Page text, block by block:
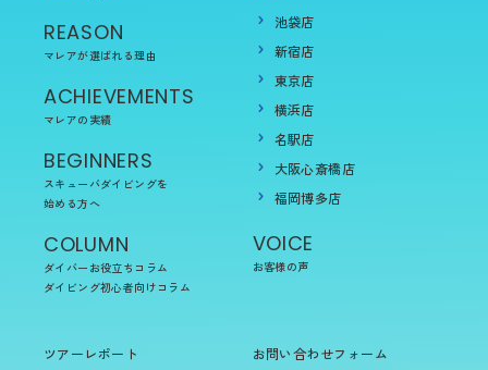
REASON
マレアが選ばれる理由
ACHIEVEMENTS
マレアの実績
BEGINNERS
スキューバダイビングを
始める方へ
COLUMN
ダイバーお役立ちコラム
ダイビング初心者向けコラム
池袋店
新宿店
東京店
横浜店
名駅店
大阪心斎橋店
福岡博多店
VOICE
お客様の声
ツアーレポート お問い合わせフォーム